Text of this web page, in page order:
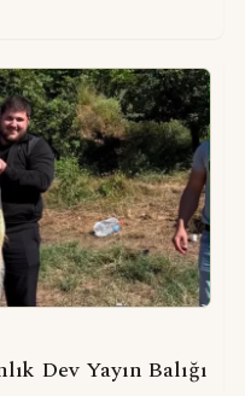
Dev Yayın Balığı